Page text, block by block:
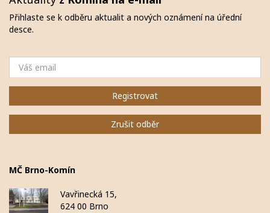
Přihlaste se k odběru aktualit a nových oznámení na úřední
desce.
Registrovat
Zrušit odběr
MČ Brno-Komín
Vavřinecká 15,
624 00 Brno